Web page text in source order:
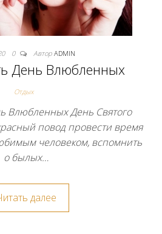
0 Автор ADMIN
День Влюбленных
Отдых
Влюбленных День Святого
повод провести время
человеком, вспомнить
о былых…
далее